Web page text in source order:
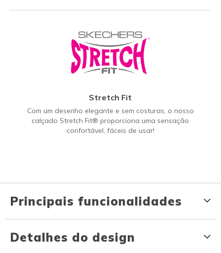
Stretch Fit
Com um desenho elegante e sem costuras, o nosso
calçado Stretch Fit® proporciona uma sensação
confortável, fáceis de usar!
Principais funcionalidades
Detalhes do design